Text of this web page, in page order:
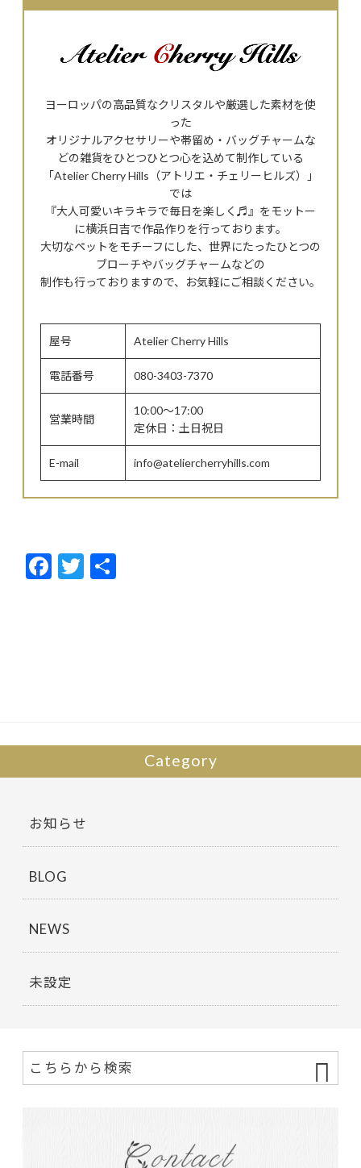
ヨーロッパの高品質なクリスタルや厳選した素材を使
った
オリジナルアクセサリーや帯留め・バッグチャームな
どの雑貨をひとつひとつ心を込めて制作している
「Atelier Cherry Hills（アトリエ・チェリーヒルズ）」
では
『大人可愛いキラキラで毎日を楽しく♬』をモットー
に横浜日吉で作品作りを行っております。
大切なペットをモチーフにした、世界にたったひとつの
ブローチやバッグチャームなどの
制作も行っておりますので、お気軽にご相談ください。
屋号 Atelier Cherry Hills
電話番号 080-3403-7370
営業時間
10:00～17:00
定休日：土日祝日
E-mail info@ateliercherryhills.com
F
T
Category
お知らせ
BLOG
NEWS
未設定